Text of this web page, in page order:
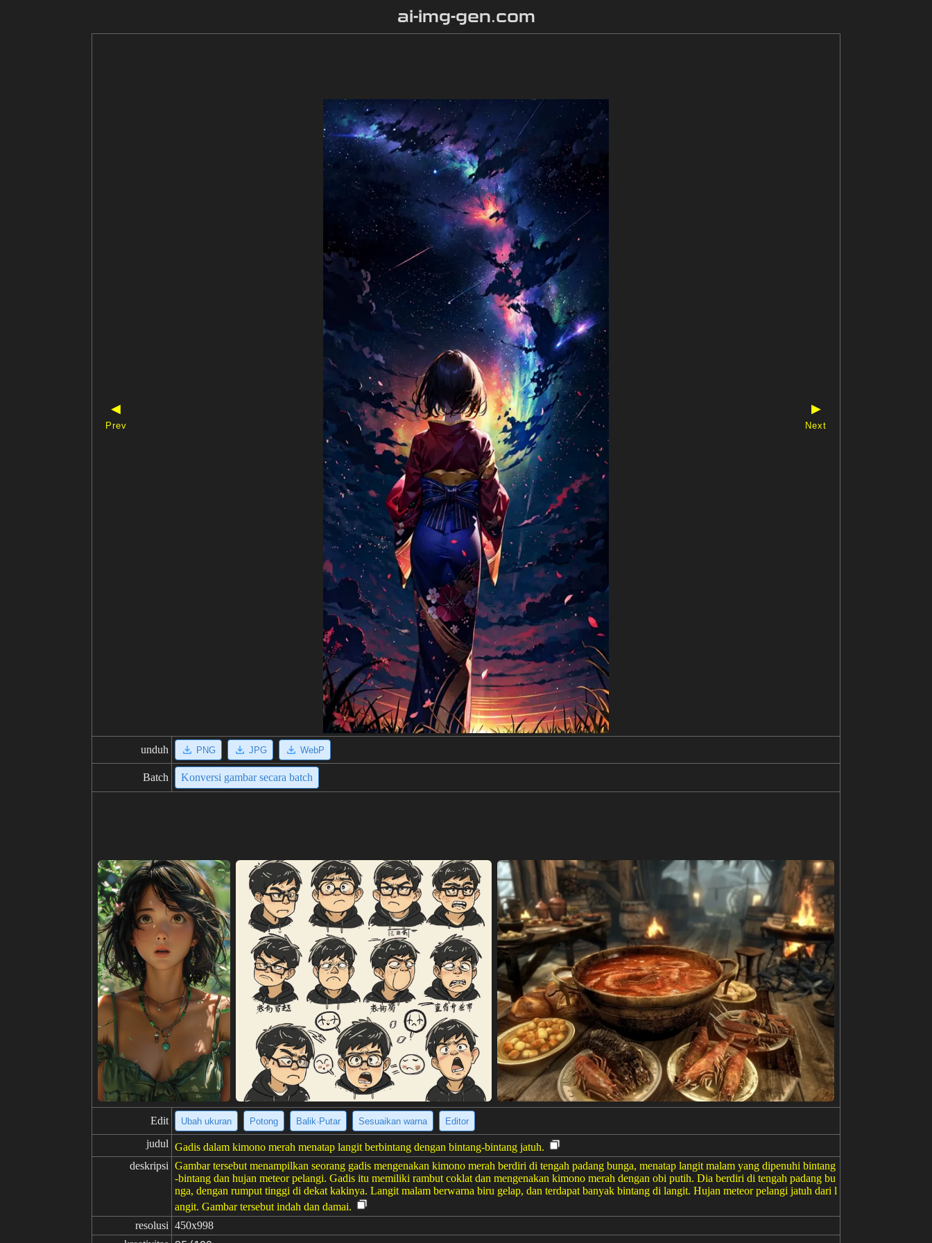
ai-img-gen.com
◀
Prev
▶
Next
unduh PNG JPG WebP
Batch Konversi gambar secara batch
Edit Ubah ukuran Potong Balik·Putar Sesuaikan warna Editor
judul Gadis dalam kimono merah menatap langit berbintang dengan bintang-bintang jatuh.
deskripsi Gambar tersebut menampilkan seorang gadis mengenakan kimono merah berdiri di tengah padang bunga, menatap langit malam yang dipenuhi bintang
-bintang dan hujan meteor pelangi. Gadis itu memiliki rambut coklat dan mengenakan kimono merah dengan obi putih. Dia berdiri di tengah padang bu
nga, dengan rumput tinggi di dekat kakinya. Langit malam berwarna biru gelap, dan terdapat banyak bintang di langit. Hujan meteor pelangi jatuh dari l
angit. Gambar tersebut indah dan damai.
resolusi 450x998